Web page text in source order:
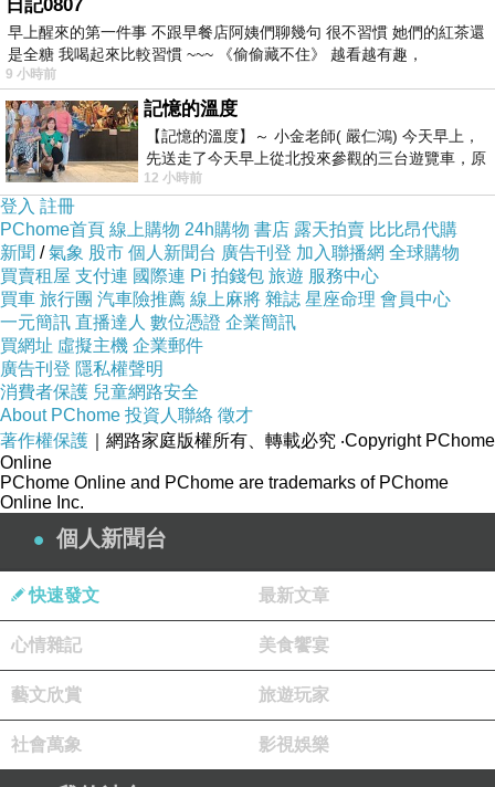
日記0807
早上醒來的第一件事 不跟早餐店阿姨們聊幾句 很不習慣 她們的紅茶還
是全糖 我喝起來比較習慣 ~~~ 《偷偷藏不住》 越看越有趣，
9 小時前
記憶的溫度
【記憶的溫度】～ 小金老師( 嚴仁鴻) 今天早上，
先送走了今天早上從北投來參觀的三台遊覽車，原
以為展場已經差不多要安靜下來，卻發
12 小時前
登入 註冊
PChome首頁 線上購物 24h購物 書店 露天拍賣 比比昂代購
新聞 /氣象 股市 個人新聞台 廣告刊登 加入聯播網 全球購物
買賣租屋 支付連 國際連 Pi 拍錢包 旅遊 服務中心
買車 旅行團 汽車險推薦 線上麻將 雜誌 星座命理 會員中心
一元簡訊 直播達人 數位憑證 企業簡訊
買網址 虛擬主機 企業郵件
廣告刊登 隱私權聲明
消費者保護 兒童網路安全
About PChome 投資人聯絡 徵才
著作權保護 ｜網路家庭版權所有、轉載必究 ‧Copyright PChome
Online
PChome Online and PChome are trademarks of PChome
Online Inc.
個人新聞台
快速發文 最新文章
心情雜記 美食饗宴
藝文欣賞 旅遊玩家
社會萬象 影視娛樂